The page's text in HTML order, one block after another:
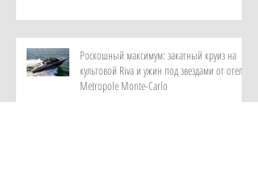
Роскошный максимум: закатный круиз на
культовой Riva и ужин под звездами от отеля
Metropole Monte-Carlo